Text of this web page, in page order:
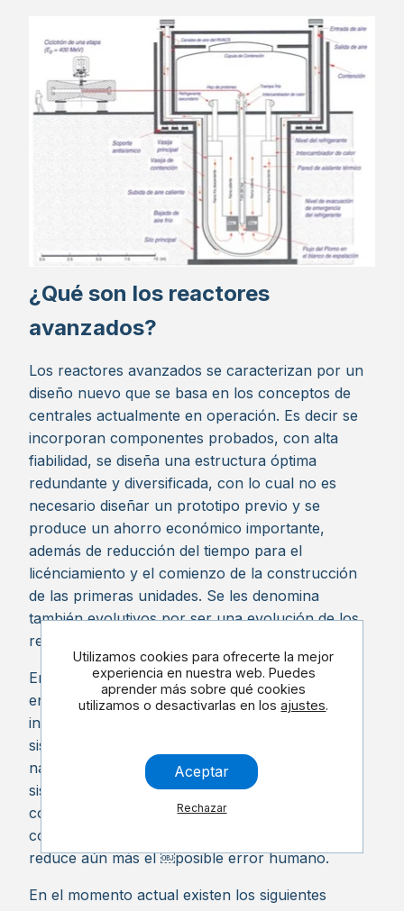
¿Qué son los reactores
avanzados?
Los reactores avanzados se caracterizan por un
diseño nuevo que se basa en los conceptos de
centrales actualmente en operación. Es decir se
incorporan componentes probados, con alta
fiabilidad, se diseña una estructura óptima
redundante y diversificada, con lo cual no es
necesario diseñar un prototipo previo y se
produce un ahorro económico importante,
además de reducción del tiempo para el
licénciamiento y el comienzo de la construcción
de las primeras unidades. Se les denomina
también evolutivos por ser una evolución de los
reactores en funcionamiento.
En el grupo de reactores avanzados se
encuentran también los reactores pasivos, que
incorporan innovaciones relacionadas con
sistemas de seguridad basados en circulación
natural para refrigeración y en la gravedad para
sistemas de refrigeración de emergencia. Este
concepto se caracteriza por su menor
complejidad, lo cual facilita su manejo, y porque
reduce aún más el ￼posible error humano.
En el momento actual existen los siguientes
Utilizamos cookies para ofrecerte la mejor
experiencia en nuestra web. Puedes
aprender más sobre qué cookies
utilizamos o desactivarlas en losajustes.
Aceptar
Rechazar